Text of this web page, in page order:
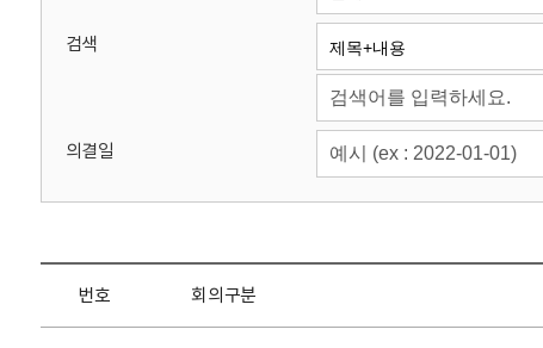
검색
의결일
번호 회의구분